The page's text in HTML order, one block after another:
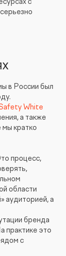
в России был
White
а также
кратко
процесс,
области
аудиторией, а
бренда
практике это
с